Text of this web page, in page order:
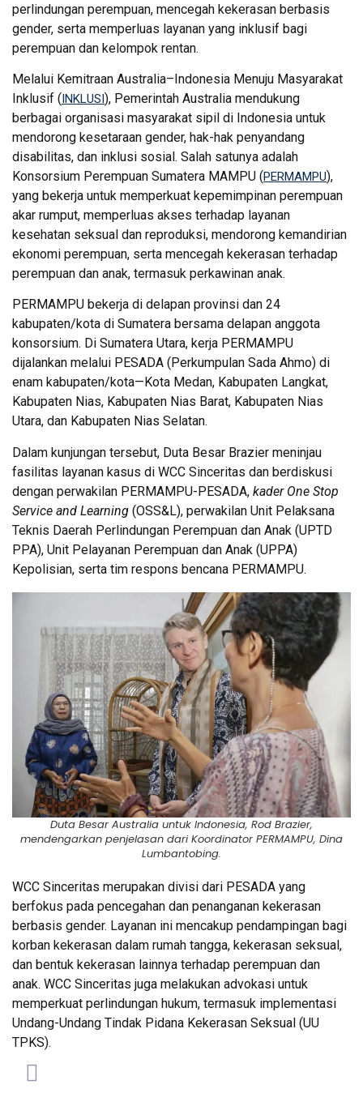
perlindungan perempuan, mencegah kekerasan berbasis
gender, serta memperluas layanan yang inklusif bagi
perempuan dan kelompok rentan.
Melalui Kemitraan Australia–Indonesia Menuju Masyarakat
Inklusif (INKLUSI), Pemerintah Australia mendukung
berbagai organisasi masyarakat sipil di Indonesia untuk
mendorong kesetaraan gender, hak-hak penyandang
disabilitas, dan inklusi sosial. Salah satunya adalah
Konsorsium Perempuan Sumatera MAMPU (PERMAMPU),
yang bekerja untuk memperkuat kepemimpinan perempuan
akar rumput, memperluas akses terhadap layanan
kesehatan seksual dan reproduksi, mendorong kemandirian
ekonomi perempuan, serta mencegah kekerasan terhadap
perempuan dan anak, termasuk perkawinan anak.
PERMAMPU bekerja di delapan provinsi dan 24
kabupaten/kota di Sumatera bersama delapan anggota
konsorsium. Di Sumatera Utara, kerja PERMAMPU
dijalankan melalui PESADA (Perkumpulan Sada Ahmo) di
enam kabupaten/kota—Kota Medan, Kabupaten Langkat,
Kabupaten Nias, Kabupaten Nias Barat, Kabupaten Nias
Utara, dan Kabupaten Nias Selatan.
Dalam kunjungan tersebut, Duta Besar Brazier meninjau
fasilitas layanan kasus di WCC Sinceritas dan berdiskusi
dengan perwakilan PERMAMPU-PESADA, kader One Stop
Service and Learning (OSS&L), perwakilan Unit Pelaksana
Teknis Daerah Perlindungan Perempuan dan Anak (UPTD
PPA), Unit Pelayanan Perempuan dan Anak (UPPA)
Kepolisian, serta tim respons bencana PERMAMPU.
Duta Besar Australia untuk Indonesia, Rod Brazier,
mendengarkan penjelasan dari Koordinator PERMAMPU, Dina
Lumbantobing.
WCC Sinceritas merupakan divisi dari PESADA yang
berfokus pada pencegahan dan penanganan kekerasan
berbasis gender. Layanan ini mencakup pendampingan bagi
korban kekerasan dalam rumah tangga, kekerasan seksual,
dan bentuk kekerasan lainnya terhadap perempuan dan
anak. WCC Sinceritas juga melakukan advokasi untuk
memperkuat perlindungan hukum, termasuk implementasi
Undang-Undang Tindak Pidana Kekerasan Seksual (UU
TPKS).